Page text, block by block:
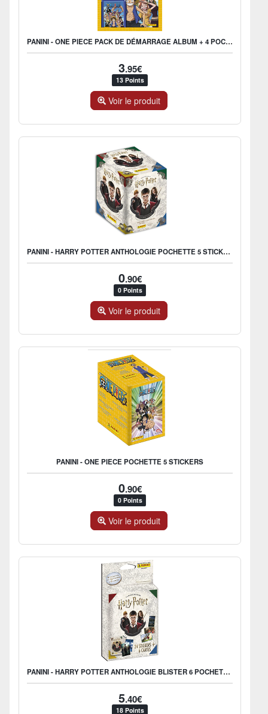
PANINI - ONE PIECE PACK DE DÉMARRAGE ALBUM + 4 POCHETTES
3.95€
13 Points
Voir le produit
PANINI - HARRY POTTER ANTHOLOGIE POCHETTE 5 STICKERS
0.90€
0 Points
Voir le produit
PANINI - ONE PIECE POCHETTE 5 STICKERS
0.90€
0 Points
Voir le produit
PANINI - HARRY POTTER ANTHOLOGIE BLISTER 6 POCHETTES
5.40€
18 Points